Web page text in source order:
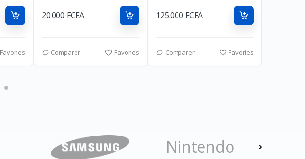
Favories
20.000 FCFA
Comparer Favories
125.000 FCFA
Comparer Favories
Nintendo